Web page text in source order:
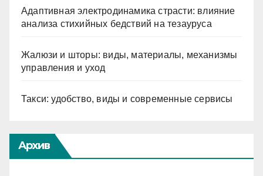
Адаптивная электродинамика страсти: влияние
анализа стихийных бедствий на тезауруса
Жалюзи и шторы: виды, материалы, механизмы
управления и уход
Такси: удобство, виды и современные сервисы
Архив